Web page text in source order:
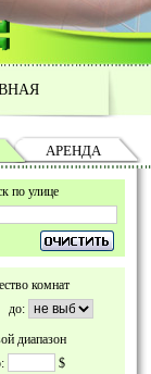
АРЕНДА
по улице
комнат
до:
диапазон
$